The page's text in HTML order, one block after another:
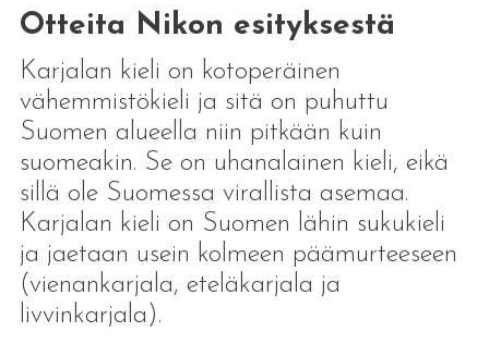
Otteita Nikon esityksestä
Karjalan kieli on kotoperäinen
vähemmistökieli ja sitä on puhuttu
Suomen alueella niin pitkään kuin
suomeakin. Se on uhanalainen kieli, eikä
sillä ole Suomessa virallista asemaa.
Karjalan kieli on Suomen lähin sukukieli
ja jaetaan usein kolmeen päämurteeseen
(vienankarjala, eteläkarjala ja
livvinkarjala).